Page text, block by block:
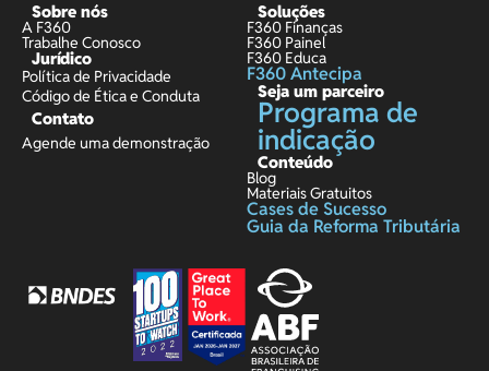
Sobre nós
A F360
Trabalhe Conosco
Jurídico
Política de Privacidade
Código de Ética e Conduta
Contato
Agende uma demonstração
Soluções
F360 Finanças
F360 Painel
F360 Educa
F360 Antecipa
Seja um parceiro
Programa de
indicação
Conteúdo
Blog
Materiais Gratuitos
Cases de Sucesso
Guia da Reforma Tributária